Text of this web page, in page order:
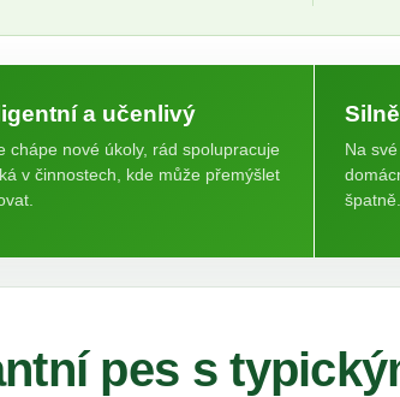
a učenlivý
chápe nové úkoly, rád spolupracuje
v činnostech, kde může přemýšlet
Na
špatně.
pes s